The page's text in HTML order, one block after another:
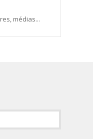
médias...